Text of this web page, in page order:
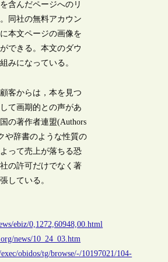
含んだページへのリ
同社の無料アカウン
本文ページの画像を
できる。本文のダウ
みになっている。
客からは，本を見つ
て画期的との声があ
の著作者連盟(Authors
や辞書のような性質の
って売上が落ちる恐
の許可だけでなく著
している。
ebiz/0,1272,60948,00.html
news/10_24_03.htm
obidos/tg/browse/-/10197021/104-